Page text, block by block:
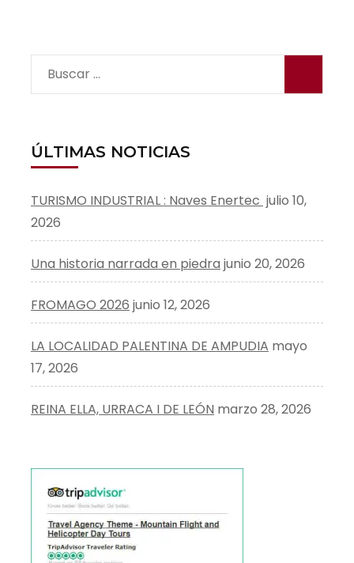
Buscar:
ÚLTIMAS NOTICIAS
TURISMO INDUSTRIAL : Naves Enertec julio 10,
2026
Una historia narrada en piedra junio 20, 2026
FROMAGO 2026 junio 12, 2026
LA LOCALIDAD PALENTINA DE AMPUDIA mayo
17, 2026
REINA ELLA, URRACA I DE LEÓN marzo 28, 2026